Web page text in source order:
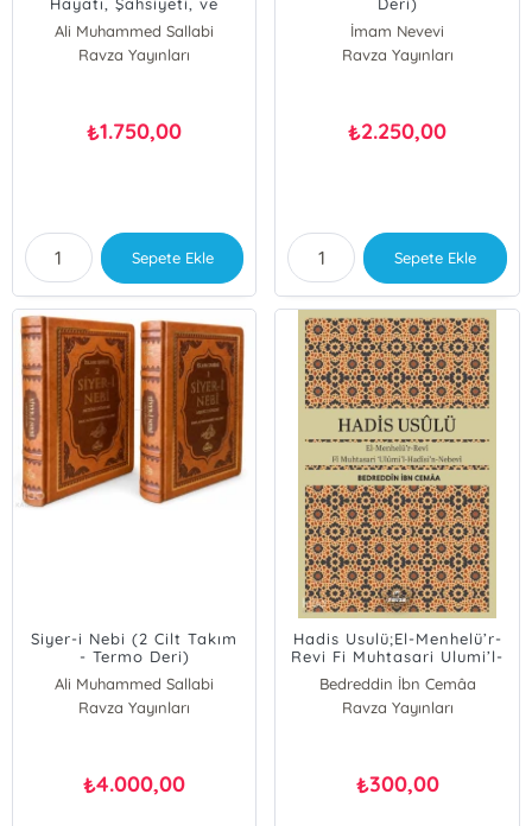
Dönemi (Termo
Deri);İslam Tarihi 3
Ali Muhammed Sallabi
Ravza Yayınları
₺1.750,00
Sepete Ekle
İmam Nevevi
Ravza Yayınları
₺2.250,00
Sepete Ekle
Siyer-i Nebi (2 Cilt Takım
- Termo Deri)
Ali Muhammed Sallabi
Ravza Yayınları
₺4.000,00
Hadis Usulü;El-Menhelü’r-
Revi Fi Muhtasari Ulumi’l-
Hadisi’n-Nebevi
Bedreddin İbn Cemâa
Ravza Yayınları
₺300,00